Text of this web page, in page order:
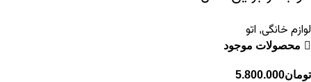
لوازم خانگی, اتو
محصولات موجود
تومان5.800.000